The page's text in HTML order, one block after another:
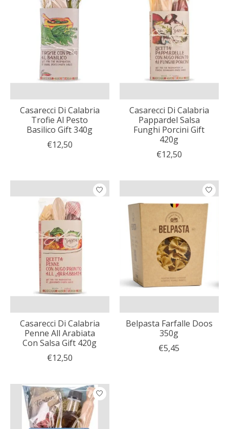
Casarecci Di Calabria
Trofie Al Pesto
Basilico Gift 340g
€12,50
Casarecci Di Calabria
Pappardel Salsa
Funghi Porcini Gift
420g
€12,50
Casarecci Di Calabria
Penne All Arabiata
Con Salsa Gift 420g
€12,50
Belpasta Farfalle Doos
350g
€5,45